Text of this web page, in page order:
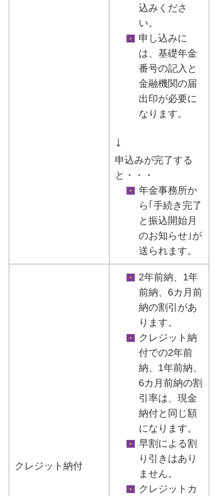
込みくださ
い。
申し込みに
は、基礎年金
番号の記入と
金融機関の届
出印が必要に
なります。
↓
申込みが完了する
と・・・
年金事務所か
ら｢手続き完了
と振込開始月
のお知らせ｣が
送られます。
クレジット納付
2年前納、1年
前納、6カ月前
納の割引があ
ります。
クレジット納
付での2年前
納、1年前納、
6カ月前納の割
引率は、現金
納付と同じ額
になります。
早割による割
り引きはあり
ません。
クレジットカ